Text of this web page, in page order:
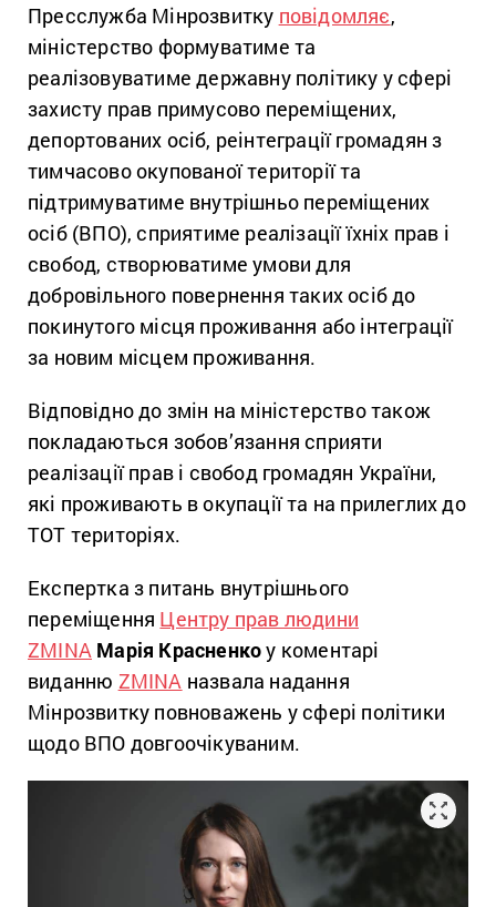
Пресслужба Мінрозвитку повідомляє,
міністерство формуватиме та
реалізовуватиме державну політику у сфері
захисту прав примусово переміщених,
депортованих осіб, реінтеграції громадян з
тимчасово окупованої території та
підтримуватиме внутрішньо переміщених
осіб (ВПО), сприятиме реалізації їхніх прав і
свобод, створюватиме умови для
добровільного повернення таких осіб до
покинутого місця проживання або інтеграції
за новим місцем проживання.
Відповідно до змін на міністерство також
покладаються зобов’язання сприяти
реалізації прав і свобод громадян України,
які проживають в окупації та на прилеглих до
ТОТ територіях.
Експертка з питань внутрішнього
переміщення Центру прав людини
ZMINA Марія Красненкоу коментарі
виданню ZMINA назвала надання
Мінрозвитку повноважень у сфері політики
щодо ВПО довгоочікуваним.